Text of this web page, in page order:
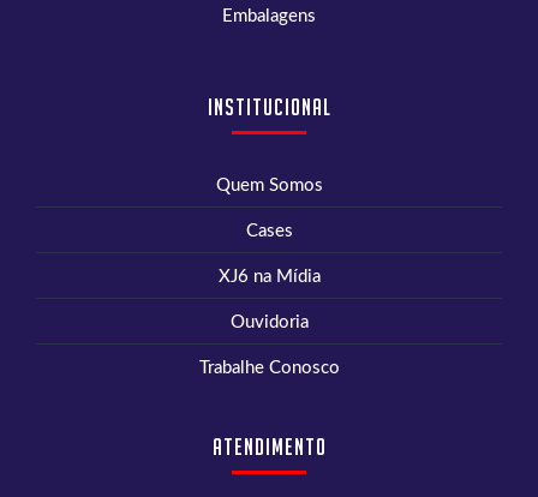
Embalagens
Institucional
Quem Somos
Cases
XJ6 na Mídia
Ouvidoria
Trabalhe Conosco
Atendimento